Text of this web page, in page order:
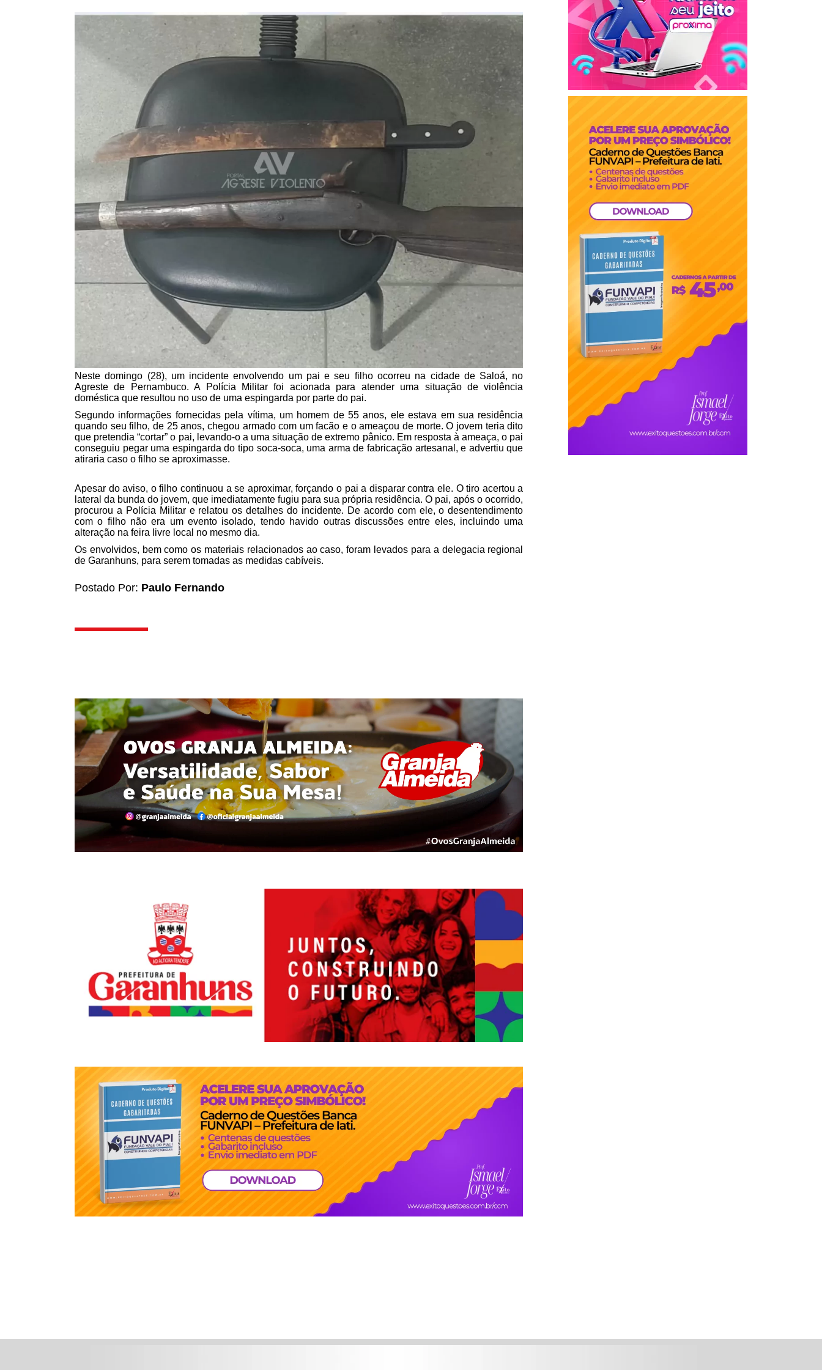
Neste domingo (28), um incidente envolvendo um pai e seu filho ocorreu na cidade de Saloá, no
Agreste de Pernambuco. A Polícia Militar foi acionada para atender uma situação de violência
doméstica que resultou no uso de uma espingarda por parte do pai.
Segundo informações fornecidas pela vítima, um homem de 55 anos, ele estava em sua residência
quando seu filho, de 25 anos, chegou armado com um facão e o ameaçou de morte. O jovem teria dito
que pretendia “cortar” o pai, levando-o a uma situação de extremo pânico. Em resposta à ameaça, o pai
conseguiu pegar uma espingarda do tipo soca-soca, uma arma de fabricação artesanal, e advertiu que
atiraria caso o filho se aproximasse.
Apesar do aviso, o filho continuou a se aproximar, forçando o pai a disparar contra ele. O tiro acertou a
lateral da bunda do jovem, que imediatamente fugiu para sua própria residência. O pai, após o ocorrido,
procurou a Polícia Militar e relatou os detalhes do incidente. De acordo com ele, o desentendimento
com o filho não era um evento isolado, tendo havido outras discussões entre eles, incluindo uma
alteração na feira livre local no mesmo dia.
Os envolvidos, bem como os materiais relacionados ao caso, foram levados para a delegacia regional
de Garanhuns, para serem tomadas as medidas cabíveis.
Postado Por: Paulo Fernando